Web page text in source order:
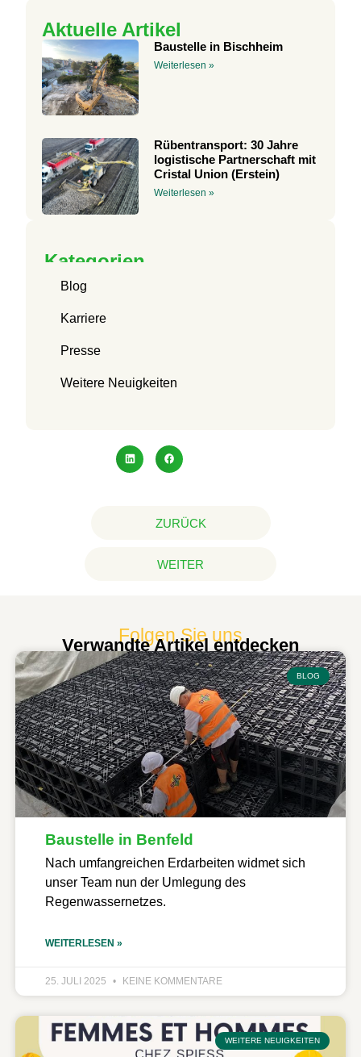
Aktuelle Artikel
Baustelle in Bischheim
Weiterlesen »
Rübentransport: 30 Jahre
logistische Partnerschaft mit
Cristal Union (Erstein)
Weiterlesen »
Kategorien
Blog
Karriere
Presse
Weitere Neuigkeiten
ZURÜCK
WEITER
Folgen Sie uns
Verwandte Artikel entdecken
BLOG
Baustelle in Benfeld
Nach umfangreichen Erdarbeiten widmet sich
unser Team nun der Umlegung des
Regenwassernetzes.
WEITERLESEN »
25. JULI 2025 KEINE KOMMENTARE
WEITERE NEUIGKEITEN